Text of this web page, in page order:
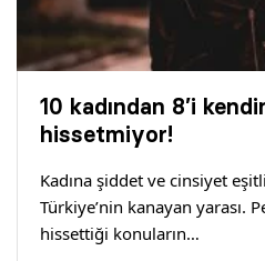
10 kadından 8’i
hissetmiyor!
Kadına şiddet ve cinsiyet
Türkiye’nin kanayan yarası.
hissettiği konuların…